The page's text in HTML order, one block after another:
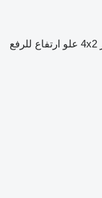
4x2 علو ارتفاع للرفع